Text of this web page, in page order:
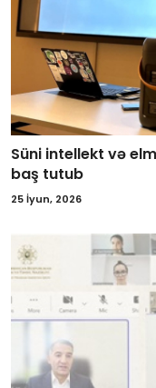
Süni intellekt və
baş tutub
25 İyun, 2026